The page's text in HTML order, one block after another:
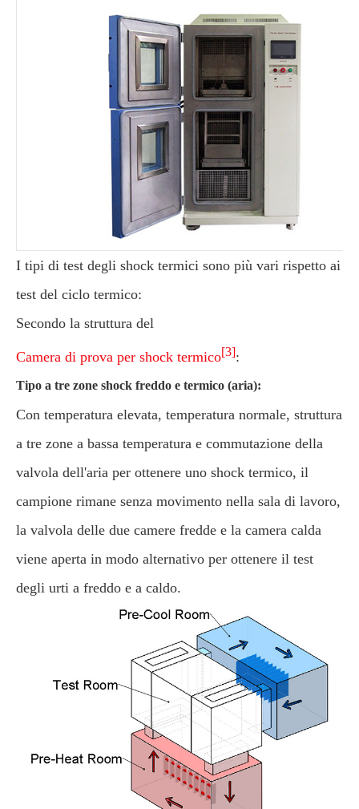
I tipi di test degli shock termici sono più vari rispetto ai
test del ciclo termico:
Secondo la struttura del
Camera di prova per shock termico[3]:
Tipo a tre zone shock freddo e termico (aria):
Con temperatura elevata, temperatura normale, struttura
a tre zone a bassa temperatura e commutazione della
valvola dell'aria per ottenere uno shock termico, il
campione rimane senza movimento nella sala di lavoro,
la valvola delle due camere fredde e la camera calda
viene aperta in modo alternativo per ottenere il test
degli urti a freddo e a caldo.